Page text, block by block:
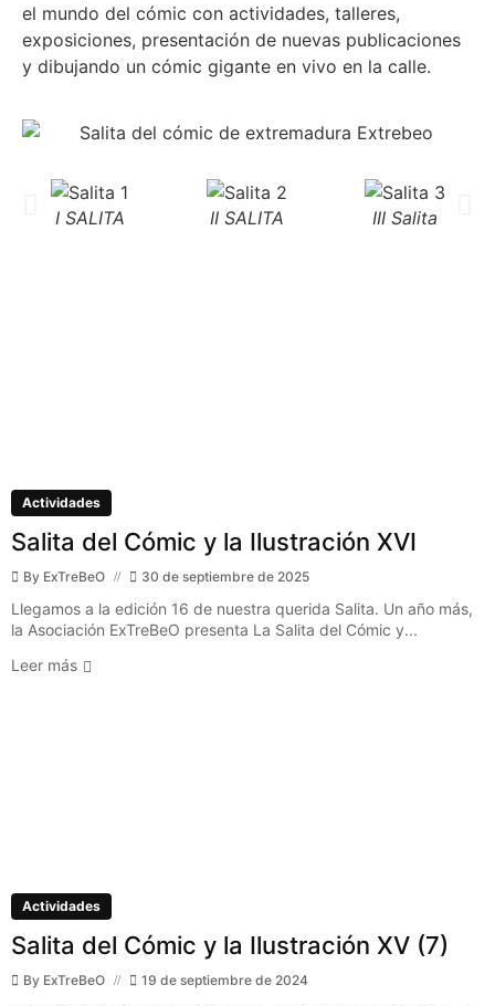
el mundo del cómic con actividades, talleres,
exposiciones, presentación de nuevas publicaciones
y dibujando un cómic gigante en vivo en la calle.
I SALITA II SALITA III Salita
Actividades
Salita del Cómic y la Ilustración XVI
By ExTreBeO 30 de septiembre de 2025
Llegamos a la edición 16 de nuestra querida Salita. Un año más,
la Asociación ExTreBeO presenta La Salita del Cómic y...
Leer más
Actividades
Salita del Cómic y la Ilustración XV (7)
By ExTreBeO 19 de septiembre de 2024